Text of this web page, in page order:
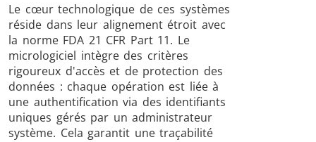
Le cœur technologique de ces systèmes
réside dans leur alignement étroit avec
la norme FDA 21 CFR Part 11. Le
micrologiciel intègre des critères
rigoureux d'accès et de protection des
données : chaque opération est liée à
une authentification via des identifiants
uniques gérés par un administrateur
système. Cela garantit une traçabilité